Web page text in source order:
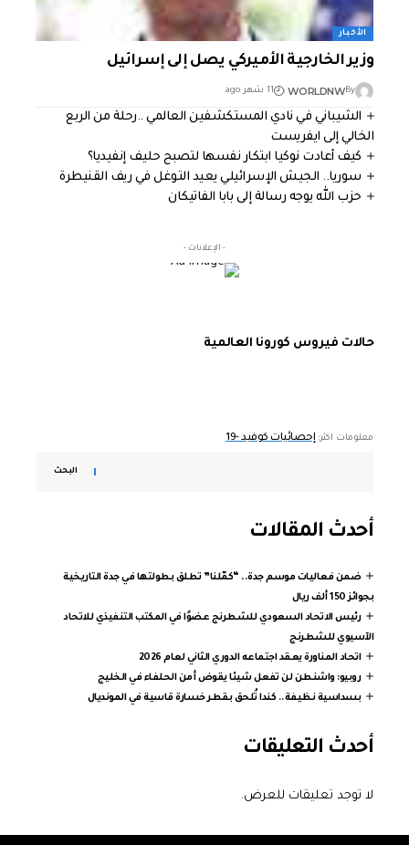
الأخبار
وزير الخارجية الأميركي يصل إلى إسرائيل
By
WORLDNW 11 شهر ago
الشيباني في نادي المستكشفين العالمي ..رحلة من الربع
الخالي إلى ايفريست
كيف أعادت نوكيا ابتكار نفسها لتصبح حليف إنفيديا؟
سوريا.. الجيش الإسرائيلي يعيد التوغل في ريف القنيطرة
حزب الله يوجه رسالة إلى بابا الفاتيكان
- الإعلانات -
حالات فيروس كورونا العالمية
معلومات اكثر: إحصائيات كوفيد -19
البحث
أحدث المقالات
ضمن فعاليات موسم جدة.. “كمّلنا” تطلق بطولتها في جدة التاريخية
بجوائز 150 ألف ريال
رئيس الاتحاد السعودي للشطرنج عضوًا في المكتب التنفيذي للاتحاد
الآسيوي للشطرنج
اتحاد المناورة يعقد اجتماعه الدوري الثاني لعام 2026
روبيو: واشنطن لن تفعل شيئا يقوض أمن الحلفاء في الخليج
بسداسية نظيفة.. كندا تُلحق بقطر خسارة قاسية في المونديال
أحدث التعليقات
لا توجد تعليقات للعرض.